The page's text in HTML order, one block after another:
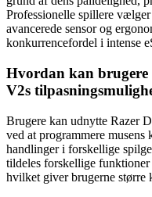
Professionelle spillere
avancerede sensor og
konkurrencefordel i intense
Hvordan kan brugere
V2s
Brugere kan udnytte Razer
ved at programmere
handlinger i forskellige
tildeles forskellige
hvilket giver brugerne